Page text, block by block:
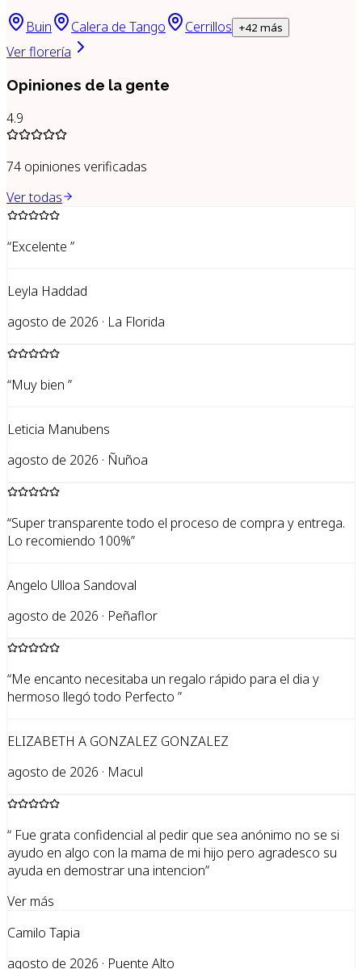
Buin Calera de Tango Cerrillos +42 más
Ver florería
Opiniones de la gente
4.9
74 opiniones verificadas
Ver todas
“Excelente ”
Leyla Haddad
agosto de 2026 · La Florida
“Muy bien ”
Leticia Manubens
agosto de 2026 · Ñuñoa
“Super transparente todo el proceso de compra y entrega.
Lo recomiendo 100%”
Angelo Ulloa Sandoval
agosto de 2026 · Peñaflor
“Me encanto necesitaba un regalo rápido para el dia y
hermoso llegó todo Perfecto ”
ELIZABETH A GONZALEZ GONZALEZ
agosto de 2026 · Macul
“ Fue grata confidencial al pedir que sea anónimo no se si
ayudo en algo con la mama de mi hijo pero agradesco su
ayuda en demostrar una intencion”
Ver más
Camilo Tapia
agosto de 2026 · Puente Alto